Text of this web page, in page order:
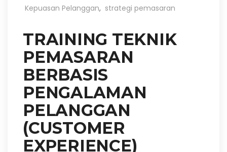
Kepuasan Pelanggan, strategi pemasaran
TRAINING TEKNIK
PEMASARAN
BERBASIS
PENGALAMAN
PELANGGAN
(CUSTOMER
EXPERIENCE)